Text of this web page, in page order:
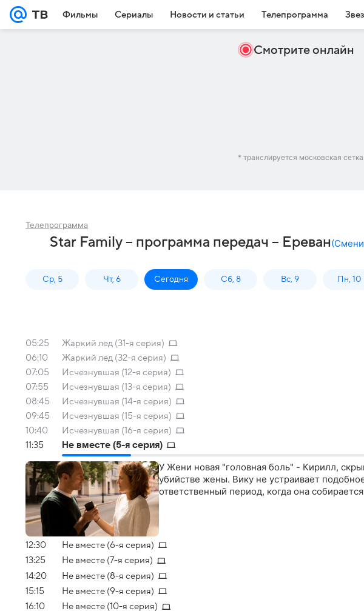
Фильмы Сериалы Новости и статьи Телепрограмма
Смотрите онлайн
* транслируется московская
Телепрограмма
Star Family – программа передач – Ереван(
Ср, 5 Чт, 6 Сегодня Сб, 8 Вс, 9 Пн, 10
05:25
Жаркий лед (31-я серия)
06:10
Жаркий лед (32-я серия)
07:05
Исчезнувшая (12-я серия)
07:55
Исчезнувшая (13-я серия)
08:45
Исчезнувшая (14-я серия)
09:45
Исчезнувшая (15-я серия)
10:40
Исчезнувшая (16-я серия)
11:35
Не вместе (5-я серия)
У Жени новая "головная боль" - Кирилл,
убийстве жены. Вику не устраивает
ответственный период, когда она
12:30
Не вместе (6-я серия)
13:25
Не вместе (7-я серия)
14:20
Не вместе (8-я серия)
15:15
Не вместе (9-я серия)
16:10
Не вместе (10-я серия)